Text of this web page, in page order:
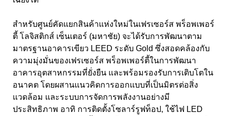
สำหรับศูนย์คัดแยกสินค้าแห่งใหม่ในเฟรเซอร์ส พร็อพเพอร์
ตี้ โลจิสติกส์ เซ็นเตอร์ (มหาชัย) จะได้รับการพัฒนาตาม
มาตรฐานอาคารเขียว LEED ระดับ Gold ซึ่งสอดคล้องกับ
ความมุ่งมั่นของเฟรเซอร์ส พร็อพเพอร์ตี้ในการพัฒนา
อาคารอุตสาหกรรมที่ยั่งยืน และพร้อมรองรับการเติบโตใน
อนาคต โดยผสานแนวคิดการออกแบบที่เป็นมิตรต่อสิ่ง
แวดล้อม และระบบการจัดการพลังงานอย่างมี
ประสิทธิภาพ อาทิ การติดตั้งโซลาร์รูฟท็อป, ใช้ไฟ LED